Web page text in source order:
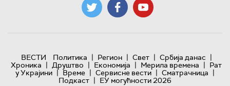
ВЕСТИ Политика | Регион | Свет | Србија данас |
Хроника | Друштво | Економија | Мерила времена | Рат
у Украјини | Време | Сервисне вести | Сматрачница |
Подкаст | ЕУ могућности 2026